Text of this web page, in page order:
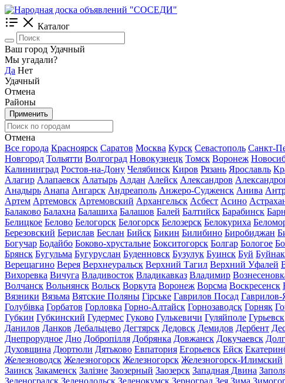
Каталог
Ваш город Удачный
Мы угадали?
Да Нет
Удачный
Отмена
Районы
Применить
Отмена
Все города Красноярск Саратов Москва Курск Севастополь Санкт-
Новгород Тольятти Волгоград Новокузнецк Томск Воронеж
Калининград Ростов-на-Дону Челябинск Киров Рязань Ярославль
Алагир Алапаевск Алатырь Алдан Алейск Александров
Анадырь Анапа Ангарск Андреаполь Анжеро-Судженск Анива
Артем Артемовск Артемовский Архангельск Асбест Асино
Балаково Балахна Балашиха Балашов Балей Балтийск Барабинск
Белицкое Белово Белогорск Белогорск Белозерск Белокуриха
Березовский Берислав Беслан Бийск Бикин Билибино Биробиджан
Богучар Бодайбо Боково-хрустальне Бокситогорск Болгар Бологое
Брянск Бугульма Бугуруслан Буденновск Бузулук Буинск Буй
Верещагино Верея Верхнеуральск Верхний Тагил Верхний Уфалей
Вихоревка Вичуга Владивосток Владикавказ Владимир
Волчанск Вольнянск Вольск Воркута Воронеж Ворсма Воскресенск
Вязники Вязьма Вятские Поляны Гірське Гаврилов Посад
Голубівка Горбатов Горловка Горно-Алтайск Горнозаводск Горняк
Губкин Губкинский Гудермес Гуково Гулькевичи Гуляйполе Гурьевск
Данилов Данков Дебальцево Дегтярск Дедовск Демидов Дербент
Днепрорудное Дно Добропілля Добрянка Довжанск Докучаевск
Духовщина Дюртюли Дятьково Евпатория Егорьевск Ейск
Железноводск Железногорск Железногорск Железногорск-Илимский
Заинск Закаменск Залізне Заозерный Заозерск Западная Двина
Зеленоградск Зеленодольск Зеленокумск Зерноград Зея Зима